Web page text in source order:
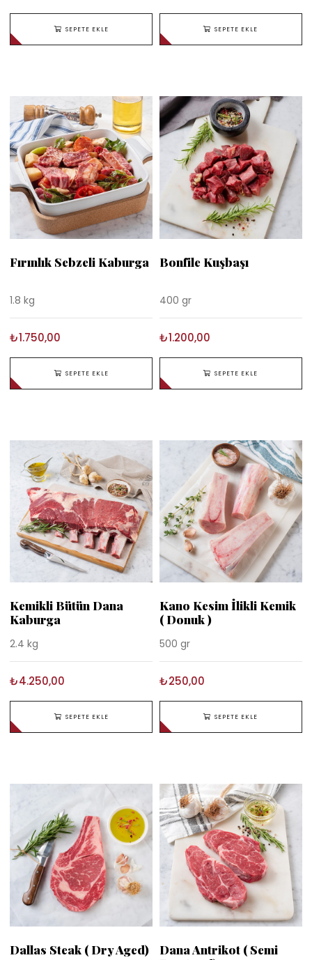
SEPETE EKLE SEPETE EKLE
Fırınlık Sebzeli Kaburga
1.8 kg
₺1.750,00
SEPETE EKLE
Bonfile Kuşbaşı
400 gr
₺1.200,00
SEPETE EKLE
Kemikli Bütün Dana
Kaburga
2.4 kg
₺4.250,00
SEPETE EKLE
Kano Kesim İlikli Kemik
( Donuk )
500 gr
₺250,00
SEPETE EKLE
Dallas Steak ( Dry Aged)
Dana Antrikot ( Semi